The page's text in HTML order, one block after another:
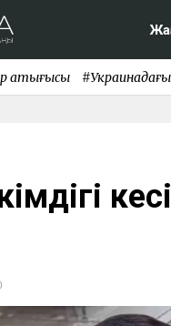
қақтығысы #Украинадағы